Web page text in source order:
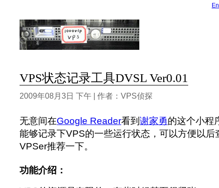
VPS状态记录工具DVSL Ver0.01
2009年08月3日 下午 | 作者：VPS侦探
无意间在Google Reader看到 谢家勇的这个小程
能够记录下VPS的一些运行状态，可以方便以后
VPSer推荐一下。
功能介绍：